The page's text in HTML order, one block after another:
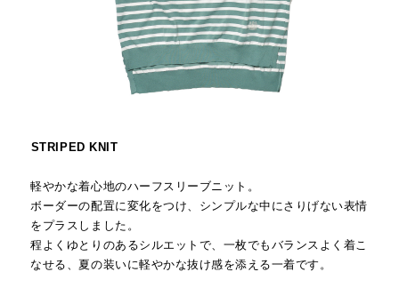
STRIPED KNIT
軽やかな着心地のハーフスリーブニット。
ボーダーの配置に変化をつけ、シンプルな中にさりげない表情
をプラスしました。
程よくゆとりのあるシルエットで、一枚でもバランスよく着こ
なせる、夏の装いに軽やかな抜け感を添える一着です。